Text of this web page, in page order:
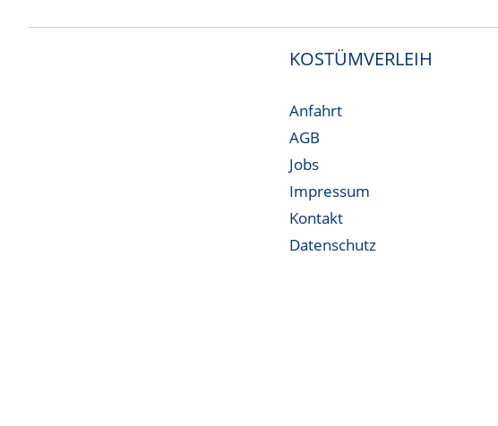
KOSTÜMVERLEIH
Anfahrt
AGB
Jobs
Impressum
Kontakt
Datenschutz